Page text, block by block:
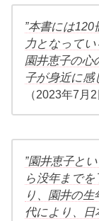
”本書には
力となってい
園井恵子の心
子が身近に感
（2023年7月
”園井恵子と
ら没年まで
り、園井の
代により、日